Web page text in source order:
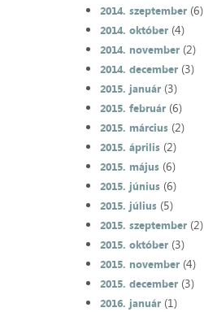
2014. szeptember(6)
2014. október(4)
2014. november(2)
2014. december(3)
2015. január(3)
2015. február(6)
2015. március(2)
2015. április(2)
2015. május(6)
2015. június(6)
2015. július(5)
2015. szeptember(2)
2015. október(3)
2015. november(4)
2015. december(3)
2016. január(1)